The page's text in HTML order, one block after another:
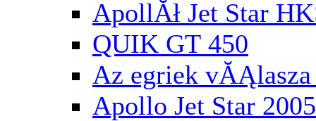
ApollĂł Jet Star
QUIK GT 450
Az egriek vĂĄlasza
Apollo Jet Star 2005